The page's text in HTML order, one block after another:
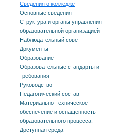
Сведения о колледже
Основные сведения
Структура и органы управления
образовательной организацией
Наблюдательный совет
Документы
Образование
Образовательные стандарты и
требования
Руководство
Педагогический состав
Материально-техническое
обеспечение и оснащенность
образовательного процесса.
Доступная среда